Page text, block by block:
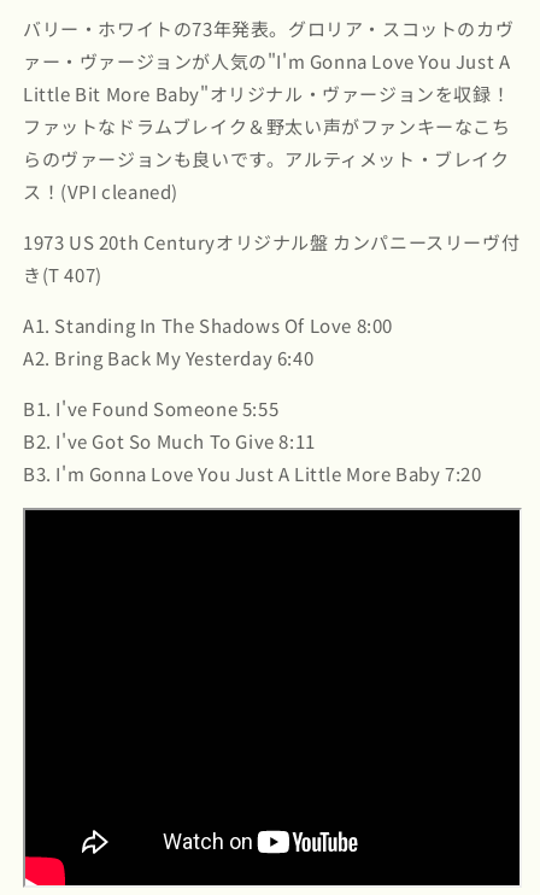
す
す
バリー・ホワイトの73年発表。グロリア・スコットのカヴ
ァー・ヴァージョンが人気の"I'm Gonna Love You Just A
Little Bit More Baby"オリジナル・ヴァージョンを収録！
ファットなドラムブレイク＆野太い声がファンキーなこち
らのヴァージョンも良いです。アルティメット・ブレイク
ス！(VPI cleaned)
1973 US 20th Centuryオリジナル盤 カンパニースリーヴ付
き(T 407)
A1. Standing In The Shadows Of Love 8:00
A2. Bring Back My Yesterday 6:40
B1. I've Found Someone 5:55
B2. I've Got So Much To Give 8:11
B3. I'm Gonna Love You Just A Little More Baby 7:20